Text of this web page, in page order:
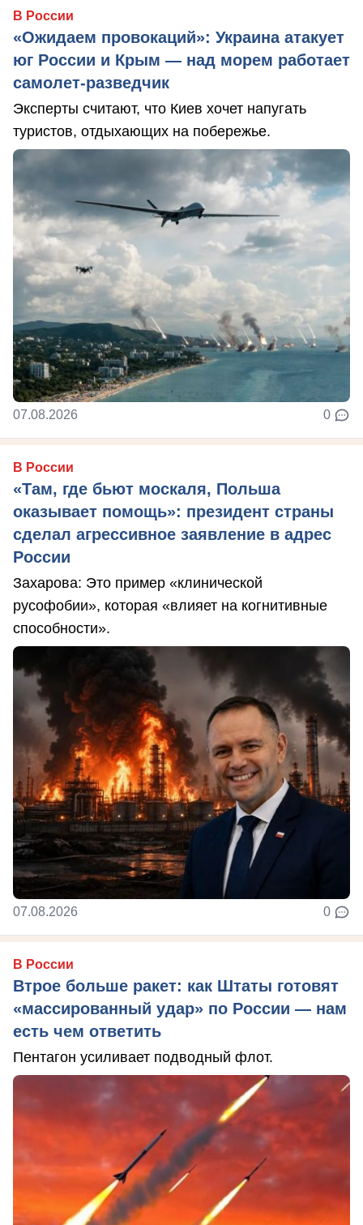
В России
«Ожидаем провокаций»: Украина атакует
юг России и Крым — над морем работает
самолет-разведчик
Эксперты считают, что Киев хочет напугать
туристов, отдыхающих на побережье.
07.08.2026 0
В России
«Там, где бьют москаля, Польша
оказывает помощь»: президент страны
сделал агрессивное заявление в адрес
России
Захарова: Это пример «клинической
русофобии», которая «влияет на когнитивные
способности».
07.08.2026 0
В России
Втрое больше ракет: как Штаты готовят
«массированный удар» по России — нам
есть чем ответить
Пентагон усиливает подводный флот.